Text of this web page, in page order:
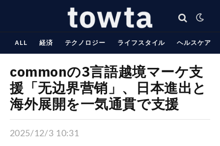
ALL 経済 テクノロジー ライフスタイル ヘルスケア
commonの3言語越境マーケ支
援「无边界营销」、日本進出と
海外展開を一気通貫で支援
2025/12/3 10:31